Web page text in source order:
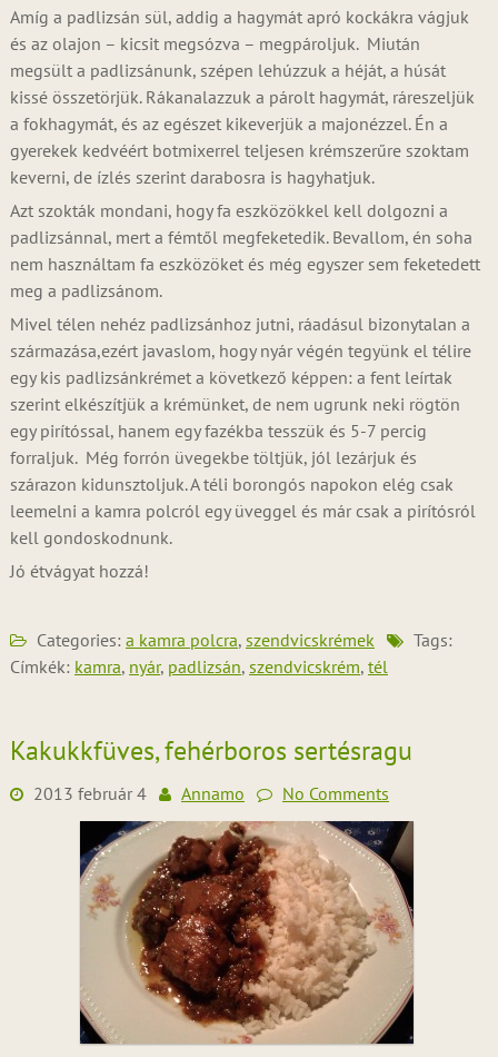
Amíg a padlizsán sül, addig a hagymát apró kockákra vágjuk
és az olajon – kicsit megsózva – megpároljuk. Miután
megsült a padlizsánunk, szépen lehúzzuk a héját, a húsát
kissé összetörjük. Rákanalazzuk a párolt hagymát, ráreszeljük
a fokhagymát, és az egészet kikeverjük a majonézzel. Én a
gyerekek kedvéért botmixerrel teljesen krémszerűre szoktam
keverni, de ízlés szerint darabosra is hagyhatjuk.
Azt szokták mondani, hogy fa eszközökkel kell dolgozni a
padlizsánnal, mert a fémtől megfeketedik. Bevallom, én soha
nem használtam fa eszközöket és még egyszer sem feketedett
meg a padlizsánom.
Mivel télen nehéz padlizsánhoz jutni, ráadásul bizonytalan a
származása,ezért javaslom, hogy nyár végén tegyünk el télire
egy kis padlizsánkrémet a következő képpen: a fent leírtak
szerint elkészítjük a krémünket, de nem ugrunk neki rögtön
egy pirítóssal, hanem egy fazékba tesszük és 5-7 percig
forraljuk. Még forrón üvegekbe töltjük, jól lezárjuk és
szárazon kidunsztoljuk. A téli borongós napokon elég csak
leemelni a kamra polcról egy üveggel és már csak a pirítósról
kell gondoskodnunk.
Jó étvágyat hozzá!
Categories: a kamra polcra, szendvicskrémek
Tags:
Címkék: kamra, nyár, padlizsán, szendvicskrém, tél
Kakukkfüves, fehérboros sertésragu
2013 február 4 Annamo No Comments